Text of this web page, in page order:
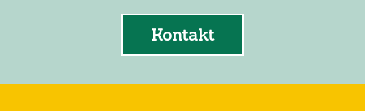
Kontakt